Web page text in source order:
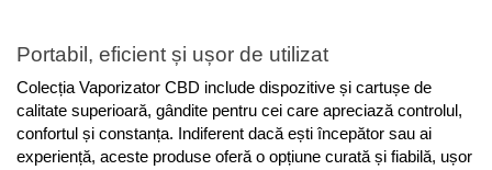
Portabil, eficient și ușor de utilizat
Colecția Vaporizator CBD include dispozitive și cartușe de
calitate superioară, gândite pentru cei care apreciază controlul,
confortul și constanța. Indiferent dacă ești începător sau ai
experiență, aceste produse oferă o opțiune curată și fiabilă, ușor